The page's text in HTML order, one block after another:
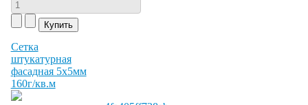
Сетка
штукатурная
фасадная 5х5мм
160г/кв.м